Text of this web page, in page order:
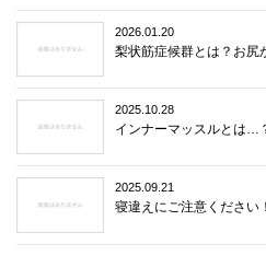
2026.01.20
梨状筋症候群とは？お尻
2025.10.28
インナーマッスルとは…
2025.09.21
寝違えにご注意ください